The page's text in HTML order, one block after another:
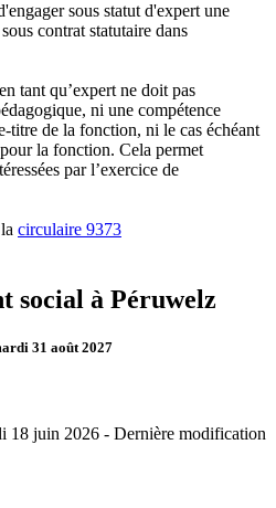
sous statut d'expert une
contrat statutaire dans
tant qu’expert ne doit pas
ni une compétence
titre de la fonction, ni le cas échéant
la fonction. Cela permet
par l’exercice de
circulaire 9373
social à Péruwelz
31 août 2027
18 juin 2026 - Dernière modification